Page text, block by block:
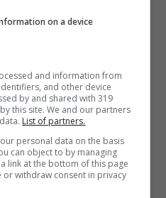
6,8 ha avuto luogo
indonesiana di
Visti anche i
è scattata l’allerta
ha avuto epicentro
…Leggi tutto
scattata
on a device
and information from
and other device
by and shared with 319
this site. We and our partners
List of partners.
personal data on the basis
can object to by managing
link at the bottom of this page
or withdraw consent in privacy